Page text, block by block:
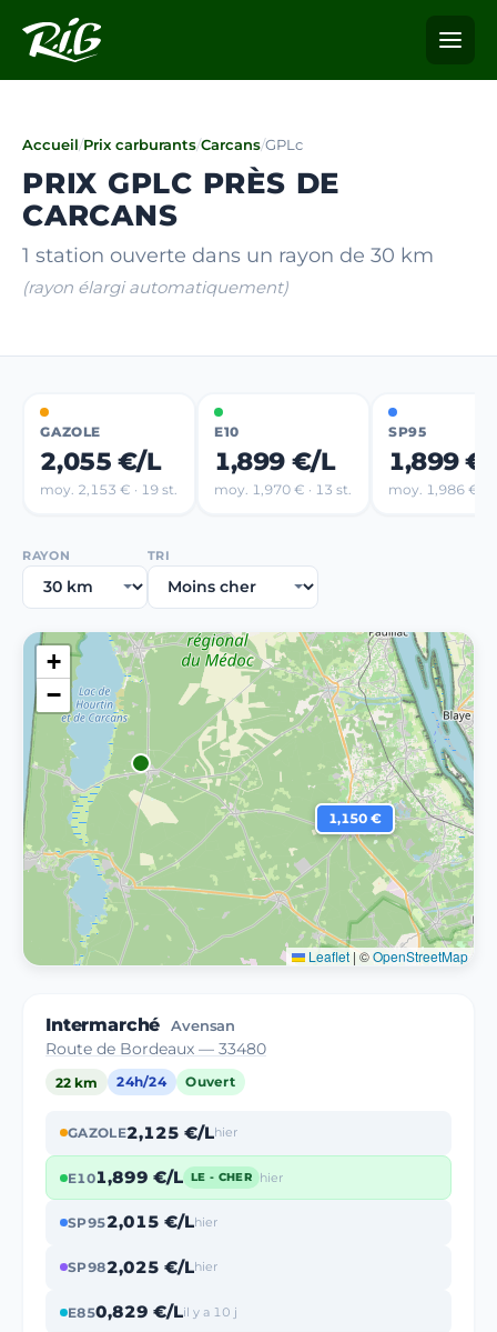
Accueil/Prix carburants/Carcans/GPLc
PRIX GPLC PRÈS DE
CARCANS
1 station ouverte dans un rayon de 30 km
(rayon élargi automatiquement)
GAZOLE
2,055 €/L
moy. 2,153 € · 19 st.
E10
1,899 €/L
moy. 1,970 € · 13 st.
SP95
1,899
moy. 1,986 € ·
RAYON TRI
1,150 €
+
−
Leaflet | ©OpenStreetMap
Intermarché Avensan
Route de Bordeaux — 33480
22 km 24h/24 Ouvert
GAZOLE2,125 €/Lhier
E101,899 €/L LE - CHER hier
SP952,015 €/Lhier
SP982,025 €/Lhier
E850,829 €/Lil y a 10 j